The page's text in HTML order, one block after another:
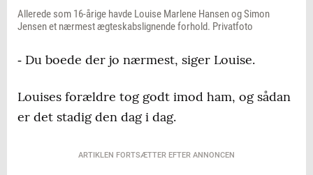
Allerede som 16-årige havde Louise Marlene Hansen og Simon
Jensen et nærmest ægteskabslignende forhold. Privatfoto
‐ Du boede der jo nærmest, siger Louise.
Louises forældre tog godt imod ham, og sådan
er det stadig den dag i dag.
ARTIKLEN FORTSÆTTER EFTER ANNONCEN